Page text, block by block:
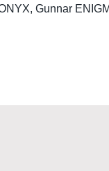
Gunnar